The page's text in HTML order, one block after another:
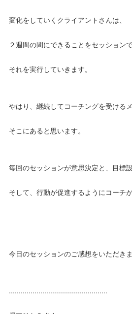
変化をしていくクライアントさんは、
２週間の間にできることをセッションで
それを実行していきます。
やはり、継続してコーチングを受ける
そこにあると思います。
毎回のセッションが意思決定と、目標設
そして、行動が促進するようにコーチ
今日のセッションのご感想をいただきま
..................................................